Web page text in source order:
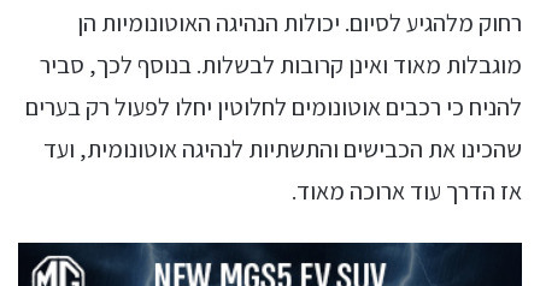
רחוק מלהגיע לסיום. יכולות הנהיגה האוטונומיות הן
מוגבלות מאוד ואינן קרובות לבשלות. בנוסף לכך, סביר
להניח כי רכבים אוטונומים לחלוטין יחלו לפעול רק בערים
שהכינו את הכבישים והתשתיות לנהיגה אוטונומית, ועד
אז הדרך עוד ארוכה מאוד.